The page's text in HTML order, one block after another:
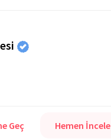
Geç Hemen İncele